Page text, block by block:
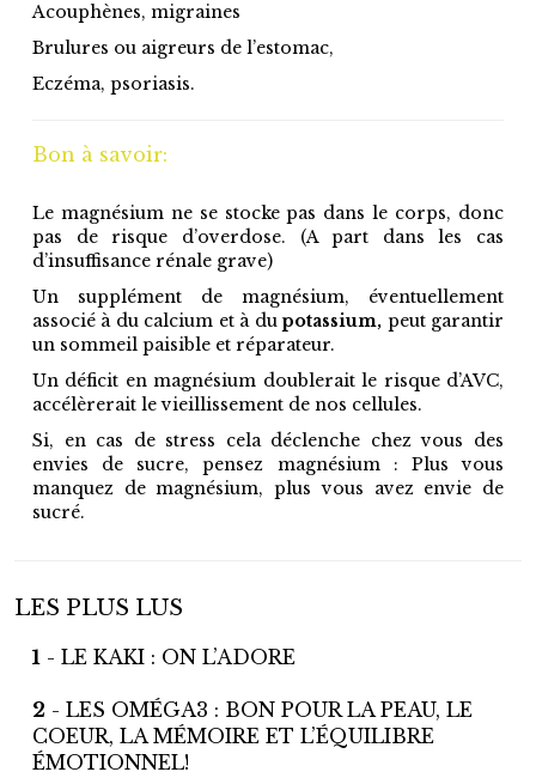
Acouphènes, migraines
Brulures ou aigreurs de l’estomac,
Eczéma, psoriasis.
Bon à savoir:
Le magnésium ne se stocke pas dans le corps, donc
pas de risque d’overdose. (A part dans les cas
d’insuffisance rénale grave)
Un supplément de magnésium, éventuellement
associé à du calcium et à dupotassium, peut garantir
un sommeil paisible et réparateur.
Un déficit en magnésium doublerait le risque d’AVC,
accélèrerait le vieillissement de nos cellules.
Si, en cas de stress cela déclenche chez vous des
envies de sucre, pensez magnésium : Plus vous
manquez de magnésium, plus vous avez envie de
sucré.
LES PLUS LUS
1 - LE KAKI : ON L’ADORE
2 - LES OMÉGA3 : BON POUR LA PEAU, LE
COEUR, LA MÉMOIRE ET L’ÉQUILIBRE
ÉMOTIONNEL!